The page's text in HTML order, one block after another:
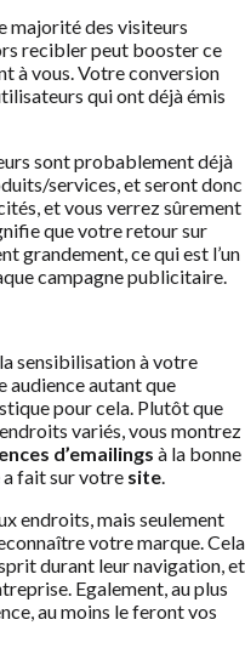
majorité des visiteurs
recibler peut booster ce
à vous. Votre conversion
qui ont déjà émis
sont probablement déjà
services, et seront donc
et vous verrez sûrement
que votre retour sur
grandement, ce qui est l’un
campagne publicitaire.
sensibilisation à votre
audience autant que
pour cela. Plutôt que
variés, vous montrez
d’emailings à la bonne
a fait sur votre site
endroits, mais seulement
votre marque. Cela
durant leur navigation, et
Egalement, au plus
au moins le feront vos